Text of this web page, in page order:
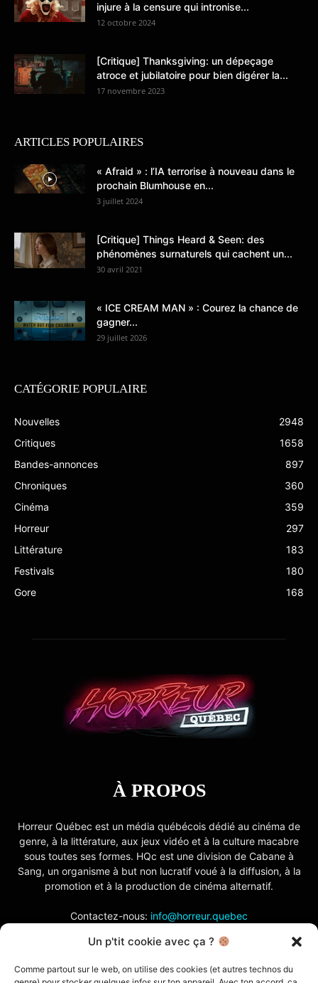
Un p'tit cookie avec ça ?
Comme partout sur le web, on utilise des cookies (et autres technos du
injure à la censure qui intronise...
12 octobre 2024
[Critique] Thanksgiving: un dépeçage
atroce et jubilatoire pour bien digérer la...
17 novembre 2023
ARTICLES POPULAIRES
« Afraid » : l’IA terrorise à nouveau dans le
prochain Blumhouse en...
3 juillet 2024
[Critique] Things Heard & Seen: des
phénomènes surnaturels qui cachent un...
30 avril 2021
« ICE CREAM MAN » : Courez la chance de
gagner...
29 juillet 2026
CATÉGORIE POPULAIRE
Nouvelles
2948
Critiques
1658
Bandes-annonces
897
Chroniques
360
Cinéma
359
Horreur
297
Littérature
183
Festivals
180
Gore
168
À PROPOS
Horreur Québec est un média québécois dédié au cinéma de
genre, à la littérature, aux jeux vidéo et à la culture macabre
sous toutes ses formes. HQc est une division de Cabane à
Sang, un organisme à but non lucratif voué à la diffusion, à la
promotion et à la production de cinéma alternatif.
Contactez-nous: info@horreur.quebec
SUIVEZ NOUS